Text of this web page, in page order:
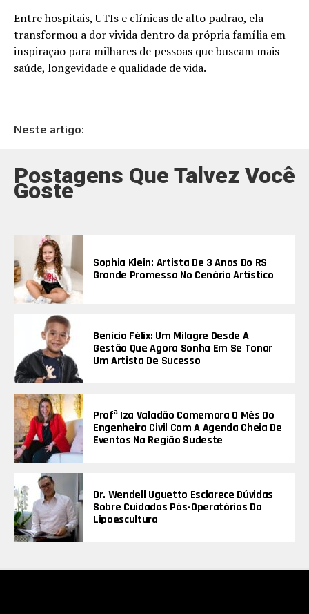
Entre hospitais, UTIs e clínicas de alto padrão, ela
transformou a dor vivida dentro da própria família em
inspiração para milhares de pessoas que buscam mais
saúde, longevidade e qualidade de vida.
Neste artigo:
Postagens Que Talvez Você
Goste
Sophia Klein: Artista De 3 Anos Do RS
Grande Promessa No Cenário Artístico
Benício Félix: Um Milagre Desde A
Gestão Que Agora Sonha Em Se Tonar
Um Artista De Sucesso
Profª Iza Valadão Comemora O Mês Do
Engenheiro Civil Com A Agenda Cheia De
Eventos Na Região Sudeste
Dr. Wendell Uguetto Esclarece Dúvidas
Sobre Cuidados Pós-Operatórios Da
Lipoescultura